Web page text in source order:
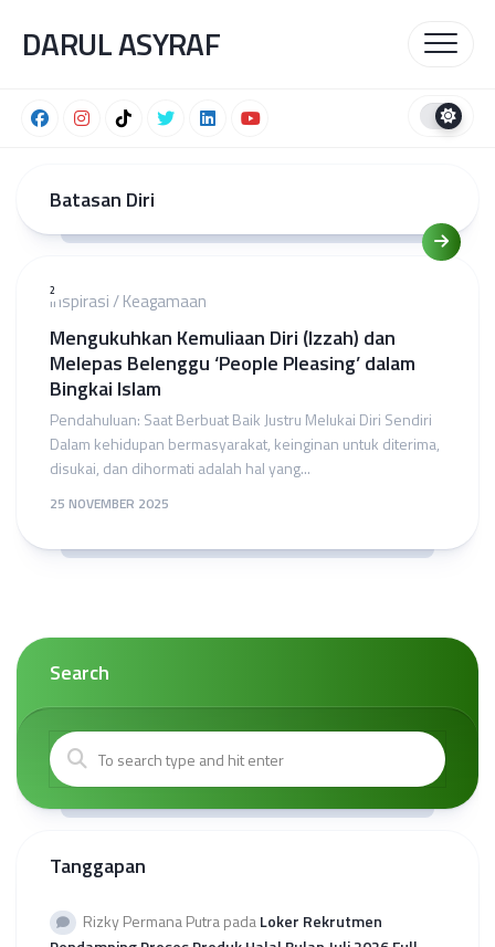
content
DARUL ASYRAF
Batasan Diri
2Inspirasi/Keagamaan
Mengukuhkan Kemuliaan Diri (Izzah) dan
Melepas Belenggu ‘People Pleasing’ dalam
Bingkai Islam
Pendahuluan: Saat Berbuat Baik Justru Melukai Diri Sendiri
Dalam kehidupan bermasyarakat, keinginan untuk diterima,
disukai, dan dihormati adalah hal yang...
25 NOVEMBER 2025
Search
Tanggapan
Rizky Permana PutrapadaLoker Rekrutmen